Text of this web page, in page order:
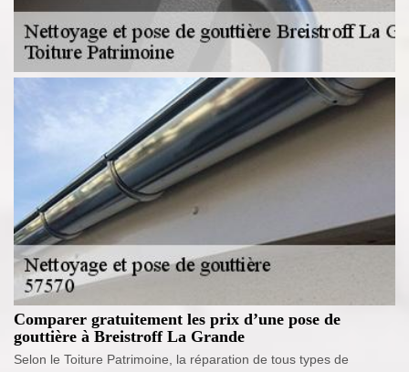
Comparer gratuitement les prix d’une pose de
gouttière à Breistroff La Grande
Selon le Toiture Patrimoine, la réparation de tous types de